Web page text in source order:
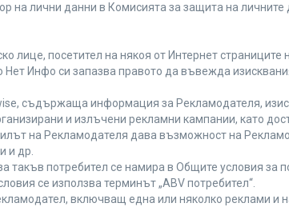
на лични данни в Комисията за защита на личните
лице, посетител на някоя от Интернет страниците
Нет Инфо си запазва правото да въвежда
съдържаща информация за Рекламодателя,
и излъчени рекламни кампании, като
на Рекламодателя дава възможност на
и др.
такъв потребител се намира в Общите условия за
се използва терминът „ABV потребител“.
включващ една или няколко реклами и